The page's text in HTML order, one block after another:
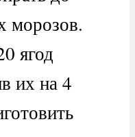
морозов.
ягод
их на 4